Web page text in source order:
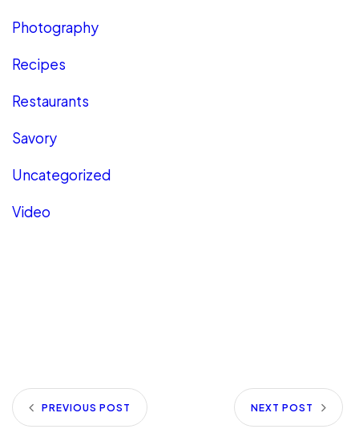
Photography
Recipes
Restaurants
Savory
Uncategorized
Video
PREVIOUS POST NEXT POST